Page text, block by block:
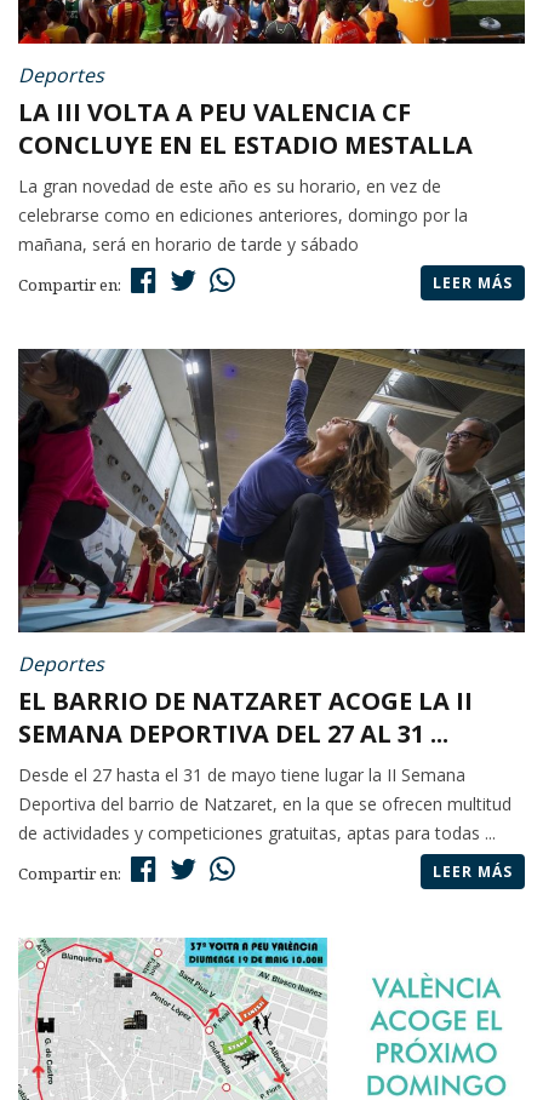
Deportes
LA III VOLTA A PEU VALENCIA CF
CONCLUYE EN EL ESTADIO MESTALLA
La gran novedad de este año es su horario, en vez de
celebrarse como en ediciones anteriores, domingo por la
mañana, será en horario de tarde y sábado
Compartir en: LEER MÁS
Deportes
EL BARRIO DE NATZARET ACOGE LA II
SEMANA DEPORTIVA DEL 27 AL 31 ...
Desde el 27 hasta el 31 de mayo tiene lugar la II Semana
Deportiva del barrio de Natzaret, en la que se ofrecen multitud
de actividades y competiciones gratuitas, aptas para todas ...
Compartir en: LEER MÁS